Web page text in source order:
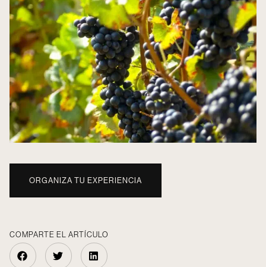
ORGANIZA TU EXPERIENCIA
COMPARTE EL ARTÍCULO